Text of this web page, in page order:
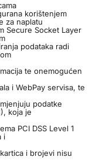
korištenjem
za naplatu
Secure Socket Layer
podataka radi
te onemogućen
i WebPay servisa, te
podatke
koja je
PCI DSS Level 1
i
i brojevi nisu